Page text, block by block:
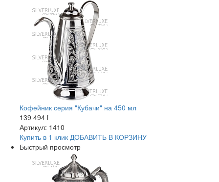
Кофейник серия "Кубачи" на 450 мл
139 494 i
Артикул: 1410
Купить в 1 клик ДОБАВИТЬ В КОРЗИНУ
Быстрый просмотр